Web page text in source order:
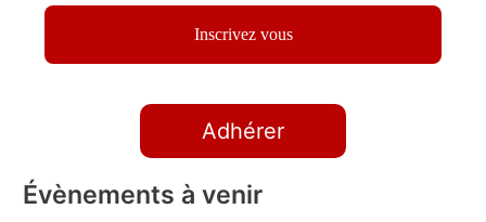
Adhérer
Évènements à venir